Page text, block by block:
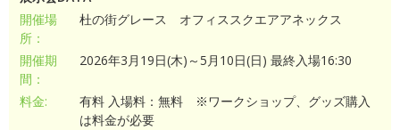
開催場
所：
杜の街グレース オフィススクエアアネックス
開催期
間：
2026年3月19日(木)～5月10日(日) 最終入場16:30
料金:
有料 入場料：無料 ※ワークショップ、グッズ購入
は料金が必要